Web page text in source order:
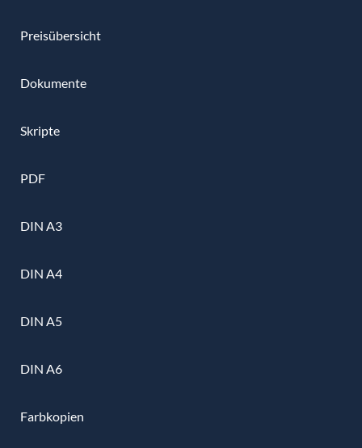
Preisübersicht
Dokumente
Skripte
PDF
DIN A3
DIN A4
DIN A5
DIN A6
Farbkopien